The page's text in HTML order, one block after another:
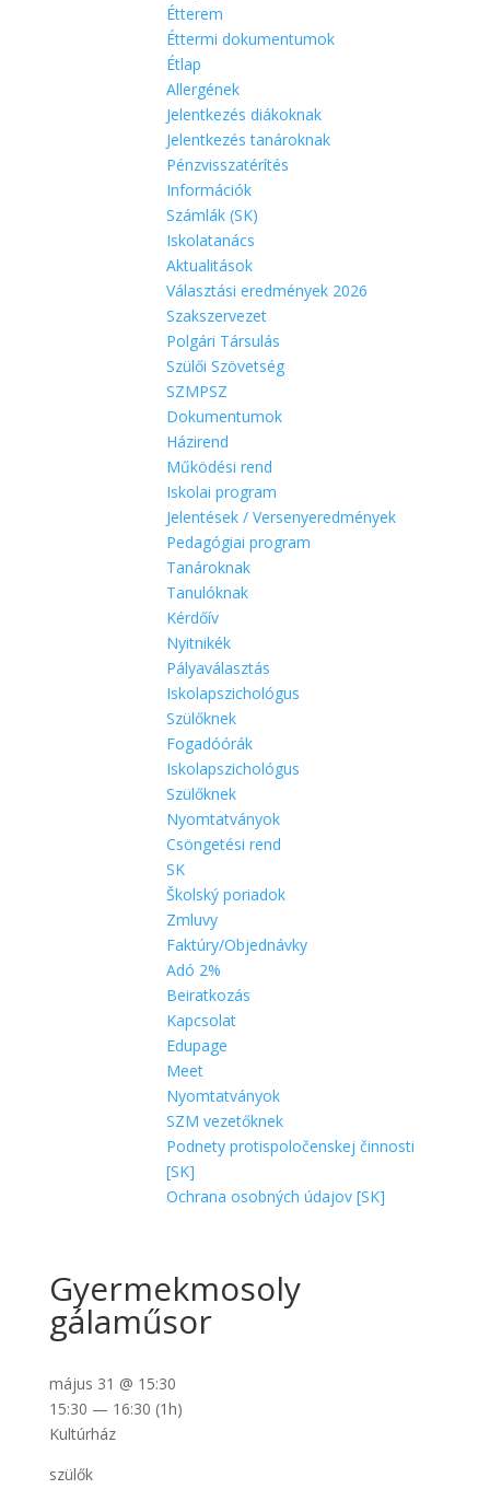
Étterem
Éttermi dokumentumok
Étlap
Allergének
Jelentkezés diákoknak
Jelentkezés tanároknak
Pénzvisszatérítés
Információk
Számlák (SK)
Iskolatanács
Aktualitások
Választási eredmények 2026
Szakszervezet
Polgári Társulás
Szülői Szövetség
SZMPSZ
Dokumentumok
Házirend
Működési rend
Iskolai program
Jelentések / Versenyeredmények
Pedagógiai program
Tanároknak
Tanulóknak
Kérdőív
Nyitnikék
Pályaválasztás
Iskolapszichológus
Szülőknek
Fogadóórák
Iskolapszichológus
Szülőknek
Nyomtatványok
Csöngetési rend
SK
Školský poriadok
Zmluvy
Faktúry/Objednávky
Adó 2%
Beiratkozás
Kapcsolat
Edupage
Meet
Nyomtatványok
SZM vezetőknek
Podnety protispoločenskej činnosti
[SK]
Ochrana osobných údajov [SK]
Gyermekmosoly
gálaműsor
május 31 @ 15:30
15:30 — 16:30 (1h)
Kultúrház
szülők